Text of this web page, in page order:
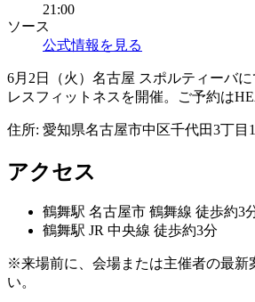
21:00
ソース
公式情報を見る
6月2日（火）名古屋 スポルティーバ
レスフィットネスを開催。ご予約は
住所: 愛知県名古屋市中区千代田3丁目
アクセス
鶴舞駅 名古屋市 鶴舞線 徒歩約3
鶴舞駅 JR 中央線 徒歩約3分
※来場前に、会場または主催者の最新
い。